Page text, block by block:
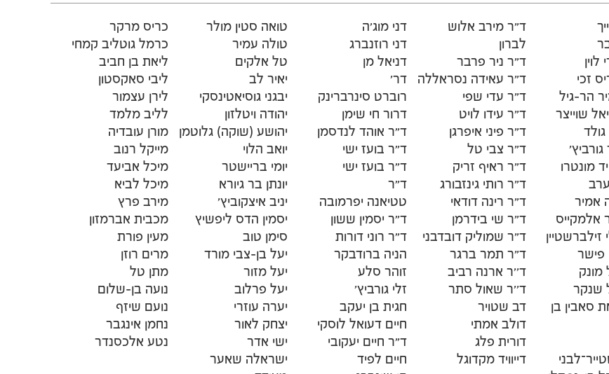
לוין
זכי
הר-גיל
שוייצר
מונטרו
אמיר
אלמקייס
פישר
מונק
שנקר
סאבין בן
ד"ר מירב אלוש
לברון
ד"ר ניר פרבר
ד"ר עאידה נסראללה
ד"ר עדי שפי
ד"ר עידו לויט
ד"ר פיני איפרגן
ד"ר צבי טל
ד"ר ראיף זריק
ד"ר רותי גינזבורג
ד"ר רינה דודאי
ד"ר שי בידרמן
ד"ר שמוליק דובדבני
ד"ר תמר ברגר
ד''ר ארנה רביב
ד''ר שאול סתר
דב שטויר
דולב אמתי
דורית פלג
דייוויד מקדוגל
דני מוג'ה
דני רוזנברג
דניאל מן
דר'
רוברט סינרברינק
דרור חי שימן
ד״ר אוהד לנדסמן
ד״ר בועז ישי
ד״ר בועז ישי
ד״ר
טטיאנה יפרמובה
ד״ר יסמין ששון
ד״ר רוני דורות
הניה ברודבקר
זוהר סלע
זלי גורביץ'
חגית בן יעקב
חיים דעואל לוסקי
ד"ר חיים יעקובי
חיים לפיד
טואה סטין מולר
טולה עמיר
טל אלקים
יאיר לב
יבגני גוסיאטינסקי
יהודה ויטלזון
יהושע (שוקה) גלוטמן
יואב הלוי
יומי בריישטר
יונתן בר גיורא
יניב איצקוביץ'
יסמין הדס ליפשיץ
סימן טוב
יעל בן-צבי מורד
יעל מזור
יעל פרלוב
יערה עוזרי
יצחק לאור
ישי אדר
ישראלה שאער
כריס מרקר
כרמל גוטליב קמחי
ליאת בן חביב
ליבי סאקסטון
לירן עצמור
לליב מלמד
מורן עובדיה
מייקל רנוב
מיכל אביעד
מיכל לביא
מירב פרץ
מכבית אברמזון
מעין פורת
מרים רוזן
מתן טל
נועה בן-שלום
נועם שיזף
נחמן אינגבר
נטע אלכסנדר